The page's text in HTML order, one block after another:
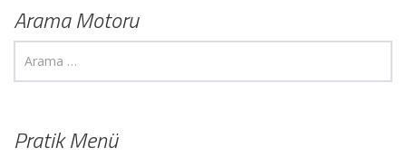
Arama Motoru
Pratik Menü